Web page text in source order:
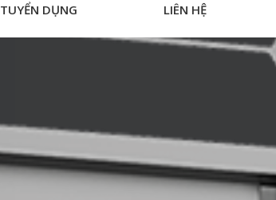
TUYỂN DỤNG LIÊN HỆ